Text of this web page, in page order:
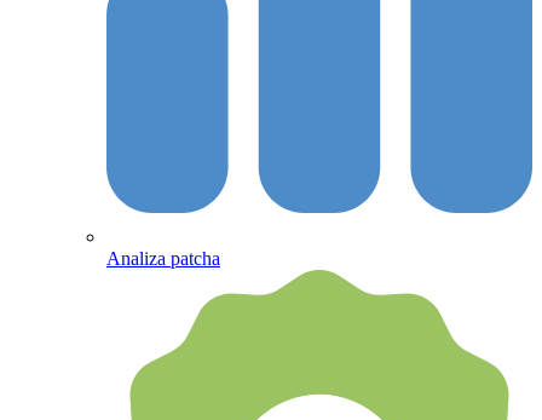
Analiza patcha